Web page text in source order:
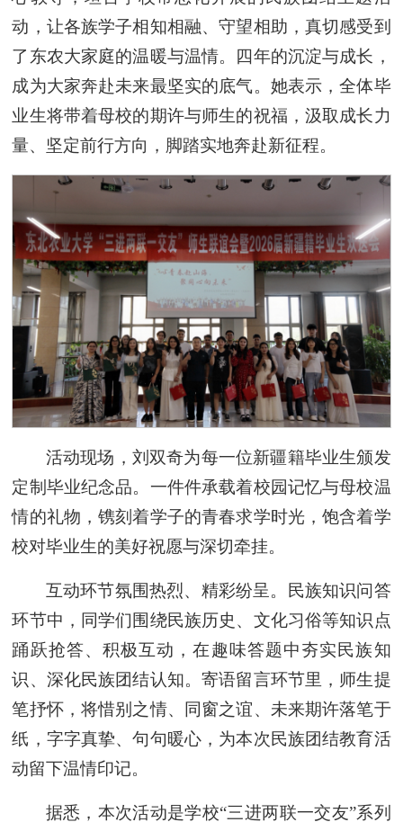
动，让各族学子相知相融、守望相助，真切感受到
了东农大家庭的温暖与温情。四年的沉淀与成长，
成为大家奔赴未来最坚实的底气。她表示，全体毕
业生将带着母校的期许与师生的祝福，汲取成长力
量、坚定前行方向，脚踏实地奔赴新征程。
活动现场，刘双奇为每一位新疆籍毕业生颁发
定制毕业纪念品。一件件承载着校园记忆与母校温
情的礼物，镌刻着学子的青春求学时光，饱含着学
校对毕业生的美好祝愿与深切牵挂。
互动环节氛围热烈、精彩纷呈。民族知识问答
环节中，同学们围绕民族历史、文化习俗等知识点
踊跃抢答、积极互动，在趣味答题中夯实民族知
识、深化民族团结认知。寄语留言环节里，师生提
笔抒怀，将惜别之情、同窗之谊、未来期许落笔于
纸，字字真挚、句句暖心，为本次民族团结教育活
动留下温情印记。
据悉，本次活动是学校“三进两联一交友”系列